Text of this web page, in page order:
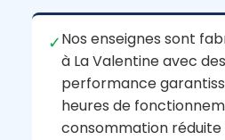
✓Nos enseignes sont
à La Valentine avec
performance
heures de
consommation réduite